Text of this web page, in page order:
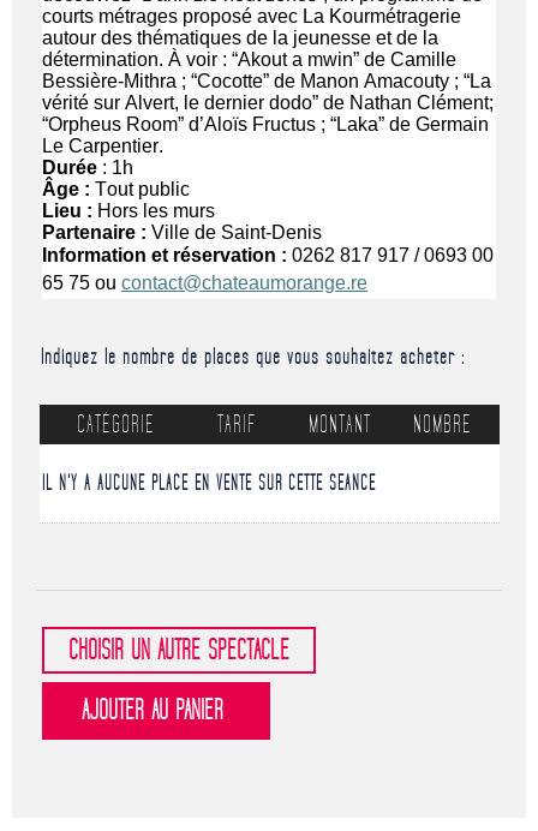
courts métrages proposé avec La Kourmétragerie
autour des thématiques de la jeunesse et de la
détermination. À voir : “Akout a mwin
Bessière-Mithra ; “Cocotte” de Manon Amacouty ; “La
vérité sur Alvert, le dernier dodo” de Nathan Clément;
“Orpheus Room” d’Aloïs Fructus ; “Laka” de Germain
Le Carpentier.
Durée : 1h
Âge : Tout public
Lieu : Hors les murs
Partenaire : Ville de Saint-Denis
Information et réservation : 0262 817 917 / 0693 00
65 75 ou contact@chateaumorange.re
Indiquez le nombre de places que vous souhaitez acheter :
CATÉGORIE TARIF MONTANT NOMBRE
IL N'Y A AUCUNE PLACE EN VENTE SUR CETTE SEANCE